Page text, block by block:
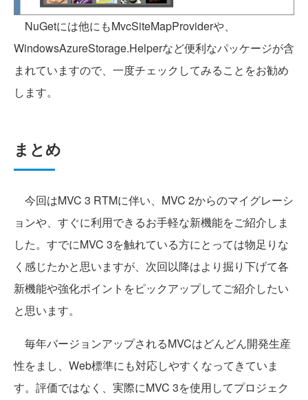
NuGetには他にもMvcSiteMapProviderや、
WindowsAzureStorage.Helperなど便利なパッケージが含
まれていますので、一度チェックしてみることをお勧め
します。
まとめ
今回はMVC 3 RTMに伴い、MVC 2からのマイグレーシ
ョンや、すぐに利用できるお手軽な新機能をご紹介しま
した。すでにMVC 3を触れている方にとっては物足りな
く感じたかと思いますが、次回以降はより掘り下げて各
新機能や強化ポイントをピックアップしてご紹介したい
と思います。
毎年バージョンアップされるMVCはどんどん開発生産
性をまし、Web標準にも対応しやすくなってきていま
す。評価ではなく、実際にMVC 3を使用してプロジェク